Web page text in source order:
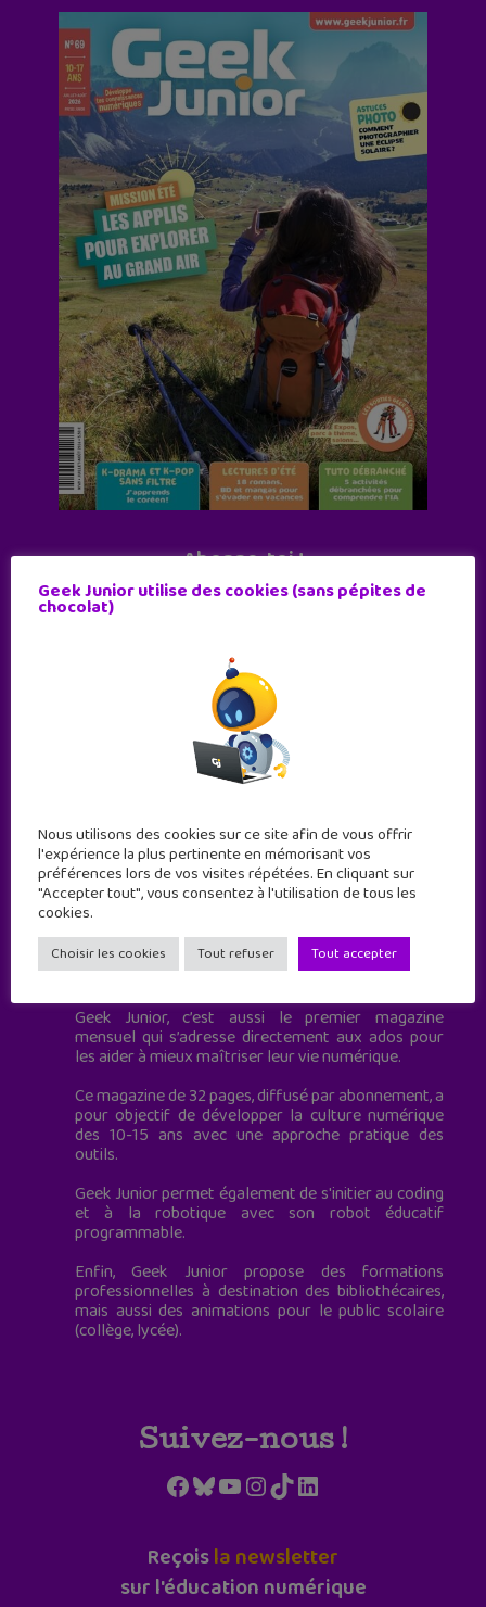
Abonne-toi !
11 numéros par an
JE M'ABONNE !
Geek Junior est le premier site de culture numérique
à destination des adolescents.
Geek Junior, c’est aussi le premier magazine
mensuel qui s’adresse directement aux ados pour
les aider à mieux maîtriser leur vie numérique.
Ce magazine de 32 pages, diffusé par abonnement, a
pour objectif de développer la culture numérique
des 10-15 ans avec une approche pratique des
outils.
Geek Junior permet également de s'initier au coding
et à la robotique avec son robot éducatif
programmable.
Enfin, Geek Junior propose des formations
professionnelles à destination des bibliothécaires,
mais aussi des animations pour le public scolaire
(collège, lycée).
Suivez-nous !
Facebook
Bluesky
YouTube
Instagram
TikTokLinkedIn
Reçoisla newsletter
sur l'éducation numérique
Geek Junior utilise des cookies (sans pépites de
chocolat)
Nous utilisons des cookies sur ce site afin de vous offrir
l'expérience la plus pertinente en mémorisant vos
préférences lors de vos visites répétées. En cliquant sur
"Accepter tout", vous consentez à l'utilisation de tous les
cookies.
Choisir les cookies Tout refuser Tout accepter